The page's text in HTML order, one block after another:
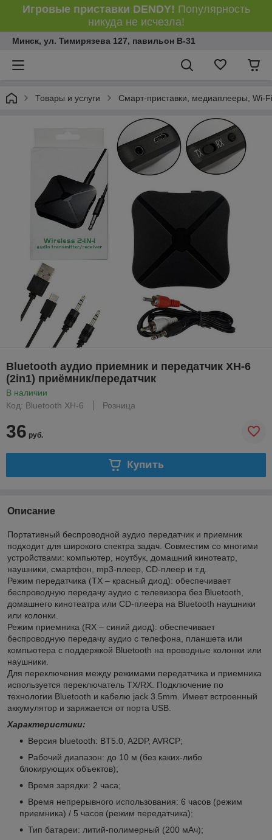
Игровые приставки DENDY! Популярность
никуда не исчезла!
Минск, ул. Тимирязева 127, павильон В-31
Товары и услуги Смарт-приставки, медиаплееры, Wi-
Bluetooth аудио приемник и передатчик XH-6
(2in1) приёмник/передатчик
В наличии
Код: Bluetooth XH-6
Розница
36 руб.
Купить
Описание
Портативный беспроводной аудио передатчик и приемник
подходит для широкого спектра задач. Совместим со многими
устройствами: компьютер, ноутбук, домашний кинотеатр,
наушники, смартфон, mp3-плеер, CD-плеер и т.д.
Режим передатчика (TX – красный диод): обеспечивает
беспроводную передачу аудио с телевизора без Bluetooth,
домашнего кинотеатра или CD-плеера на Bluetooth наушники
или колонки.
Режим приемника (RX – синий диод): обеспечивает
беспроводную передачу аудио с телефона, планшета или
компьютера с поддержкой Bluetooth на проводные колонки или
наушники.
Для переключения между режимами передатчика и приемника
используется переключатель TX/RX. Подключение по
технологии Bluetooth и кабелю jack 3.5mm. Имеет встроенный
аккумулятор и заряжается от порта USB.
Характеристики:
Версия bluetooth: BT5.0, A2DP, AVRCP;
Рабочий диапазон: до 10 м (без каких-либо
блокирующих объектов);
Время зарядки: 2 часа;
Время непрерывного использования: 6 часов (режим
приемника) / 5 часов (режим передатчика);
Тип батареи: литий-полимерный (200 мАч);